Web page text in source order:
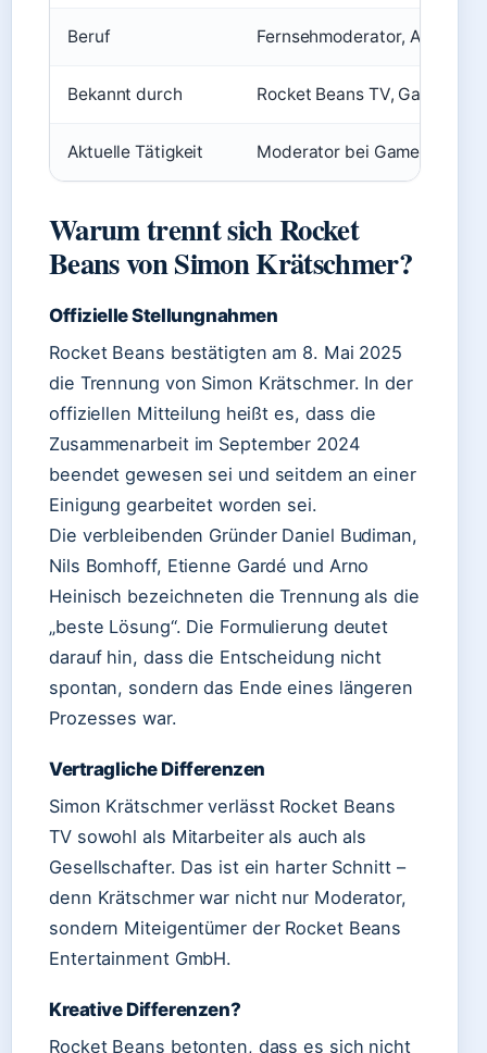
Beruf Fernsehmoderator, Autor
Bekannt durch Rocket Beans TV, Game
Aktuelle Tätigkeit Moderator bei Game Mon
Warum trennt sich Rocket
Beans von Simon Krätschmer?
Offizielle Stellungnahmen
Rocket Beans bestätigten am 8. Mai 2025
die Trennung von Simon Krätschmer. In der
offiziellen Mitteilung heißt es, dass die
Zusammenarbeit im September 2024
beendet gewesen sei und seitdem an einer
Einigung gearbeitet worden sei.
Die verbleibenden Gründer Daniel Budiman,
Nils Bomhoff, Etienne Gardé und Arno
Heinisch bezeichneten die Trennung als die
„beste Lösung“. Die Formulierung deutet
darauf hin, dass die Entscheidung nicht
spontan, sondern das Ende eines längeren
Prozesses war.
Vertragliche Differenzen
Simon Krätschmer verlässt Rocket Beans
TV sowohl als Mitarbeiter als auch als
Gesellschafter. Das ist ein harter Schnitt –
denn Krätschmer war nicht nur Moderator,
sondern Miteigentümer der Rocket Beans
Entertainment GmbH.
Kreative Differenzen?
Rocket Beans betonten, dass es sich nicht